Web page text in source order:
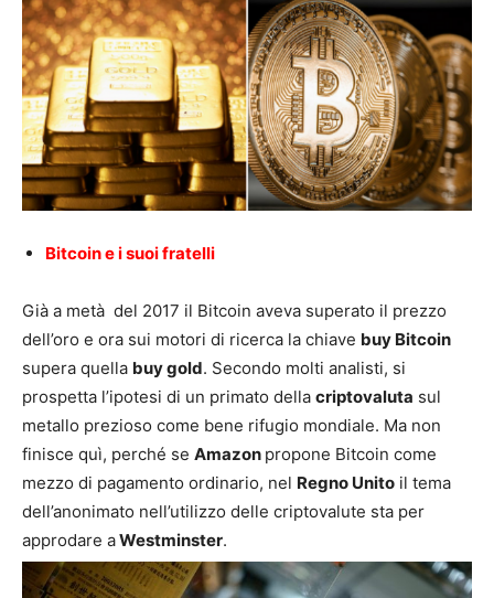
Bitcoin e i suoi fratelli
Già a metà del 2017 il Bitcoin aveva superato il prezzo
dell’oro e ora sui motori di ricerca la chiave buy Bitcoin
supera quella buy gold. Secondo molti analisti, si
prospetta l’ipotesi di un primato della criptovaluta sul
metallo prezioso come bene rifugio mondiale. Ma non
finisce quì, perché se Amazon propone Bitcoin come
mezzo di pagamento ordinario, nel Regno Unito il tema
dell’anonimato nell’utilizzo delle criptovalute sta per
approdare aWestminster.